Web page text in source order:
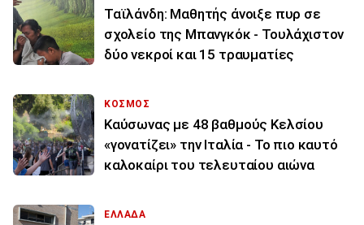
Ταϊλάνδη: Μαθητής άνοιξε πυρ σε
σχολείο της Μπανγκόκ - Τουλάχιστον
δύο νεκροί και 15 τραυματίες
ΚΟΣΜΟΣ
Καύσωνας με 48 βαθμούς Κελσίου
«γονατίζει» την Ιταλία - Το πιο καυτό
καλοκαίρι του τελευταίου αιώνα
ΕΛΛΑΔΑ